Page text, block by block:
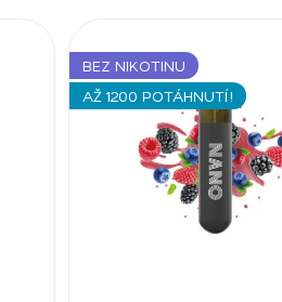
BEZ NIKOTINU
AŽ 1200 POTÁHNUTÍ!